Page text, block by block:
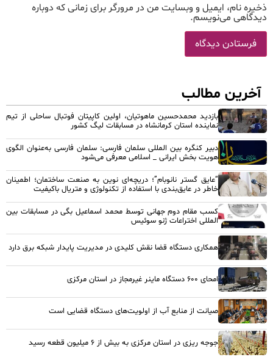
ذخیره نام، ایمیل و وبسایت من در مرورگر برای زمانی که دوباره
دیدگاهی می‌نویسم.
آخرین مطالب
بازدید محمدحسین ماهوتیان، اولین کاپیتان فوتبال ساحلی از تیم
نماینده استان کرمانشاه در مسابقات لیگ کشور
دبیر کنگره بین المللی سلمان فارسی: سلمان فارسی به‌عنوان الگوی
هویت بخش ایرانی _ اسلامی معرفی می‌شود
“عایق گستر نانوبام”؛ دریچه‌ای نوین به صنعت ساختمان؛ اطمینان
خاطر در عایق‌بندی با استفاده از تکنولوژی و متریال باکیفیت
کسب مقام دوم جهانی توسط محمد اسماعیل بگی در مسابقات بین
المللی اختراعات ژنو سوئیس
همکاری دستگاه قضا نقش کلیدی در مدیریت پایدار شبکه برق دارد
امحای ۶۰۰ دستگاه ماینر غیرمجاز در استان مرکزی
صیانت از منابع آب از اولویت‌های دستگاه قضایی است
جوجه ریزی در استان مرکزی به بیش از ۶ میلیون قطعه رسید